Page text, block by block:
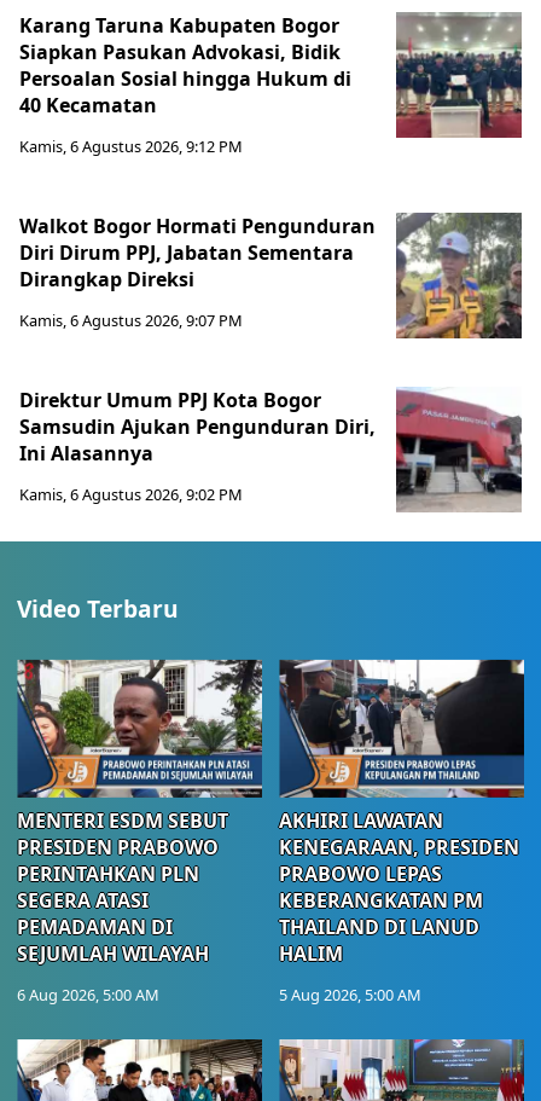
Karang Taruna Kabupaten Bogor
Siapkan Pasukan Advokasi, Bidik
Persoalan Sosial hingga Hukum di
40 Kecamatan
Kamis, 6 Agustus 2026, 9:12 PM
Walkot Bogor Hormati Pengunduran
Diri Dirum PPJ, Jabatan Sementara
Dirangkap Direksi
Kamis, 6 Agustus 2026, 9:07 PM
Direktur Umum PPJ Kota Bogor
Samsudin Ajukan Pengunduran Diri,
Ini Alasannya
Kamis, 6 Agustus 2026, 9:02 PM
Video Terbaru
MENTERI ESDM SEBUT
PRESIDEN PRABOWO
PERINTAHKAN PLN
SEGERA ATASI
PEMADAMAN DI
SEJUMLAH WILAYAH
6 Aug 2026, 5:00 AM
AKHIRI LAWATAN
KENEGARAAN, PRESIDEN
PRABOWO LEPAS
KEBERANGKATAN PM
THAILAND DI LANUD
HALIM
5 Aug 2026, 5:00 AM